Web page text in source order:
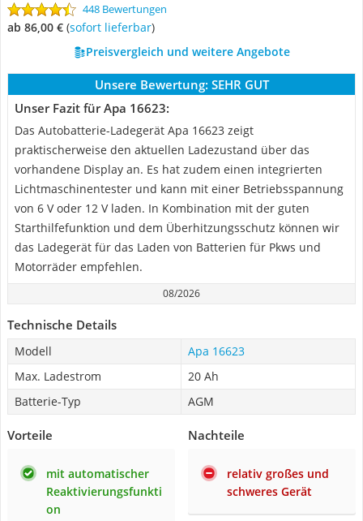
448 Bewertungen
ab 86,00 € ( Sofort lieferbar)
Preisvergleich und weitere Angebote
Unsere Bewertung: SEHR GUT
Unser Fazit für Apa 16623:
Das Autobatterie-Ladegerät Apa 16623 zeigt
praktischerweise den aktuellen Ladezustand über das
vorhandene Display an. Es hat zudem einen integrierten
Lichtmaschinentester und kann mit einer Betriebsspannung
von 6 V oder 12 V laden. In Kombination mit der guten
Starthilfefunktion und dem Überhitzungsschutz können wir
das Ladegerät für das Laden von Batterien für Pkws und
Motorräder empfehlen.
08/2026
Technische Details
Modell
Apa 16623
Max. Ladestrom
20 Ah
Batterie-Typ
AGM
Vorteile
mit automatischer
Reaktivierungsfunkti
on
Nachteile
relativ großes und
schweres Gerät